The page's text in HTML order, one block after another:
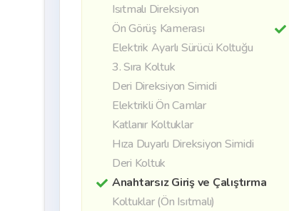
Isıtmalı Direksiyon
Ön Görüş Kamerası
Elektrik Ayarlı Sürücü Koltuğu
3. Sıra Koltuk
Deri Direksiyon Simidi
Elektrikli Ön Camlar
Katlanır Koltuklar
Hıza Duyarlı Direksiyon Simidi
Deri Koltuk
Anahtarsız Giriş ve Çalıştırma
Koltuklar (Ön Isıtmalı)